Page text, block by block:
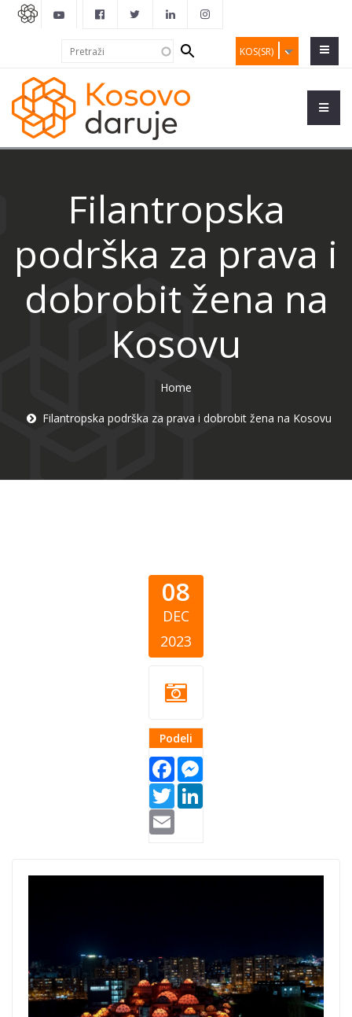
KOS(SR)
Search
form
Filantropska
podrška za prava i
dobrobit žena na
Kosovu
Home
Filantropska podrška za prava i dobrobit žena na Kosovu
08
DEC
2023
Podeli
Facebook
Twitter
Women